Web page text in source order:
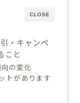
CLOSE
・キャンペ
こと
の変化
トがあります